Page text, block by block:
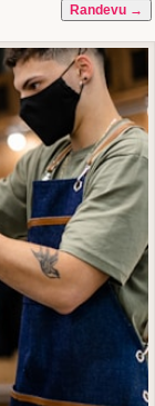
Randevu →